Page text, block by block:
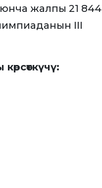
жалпы 21 844
III